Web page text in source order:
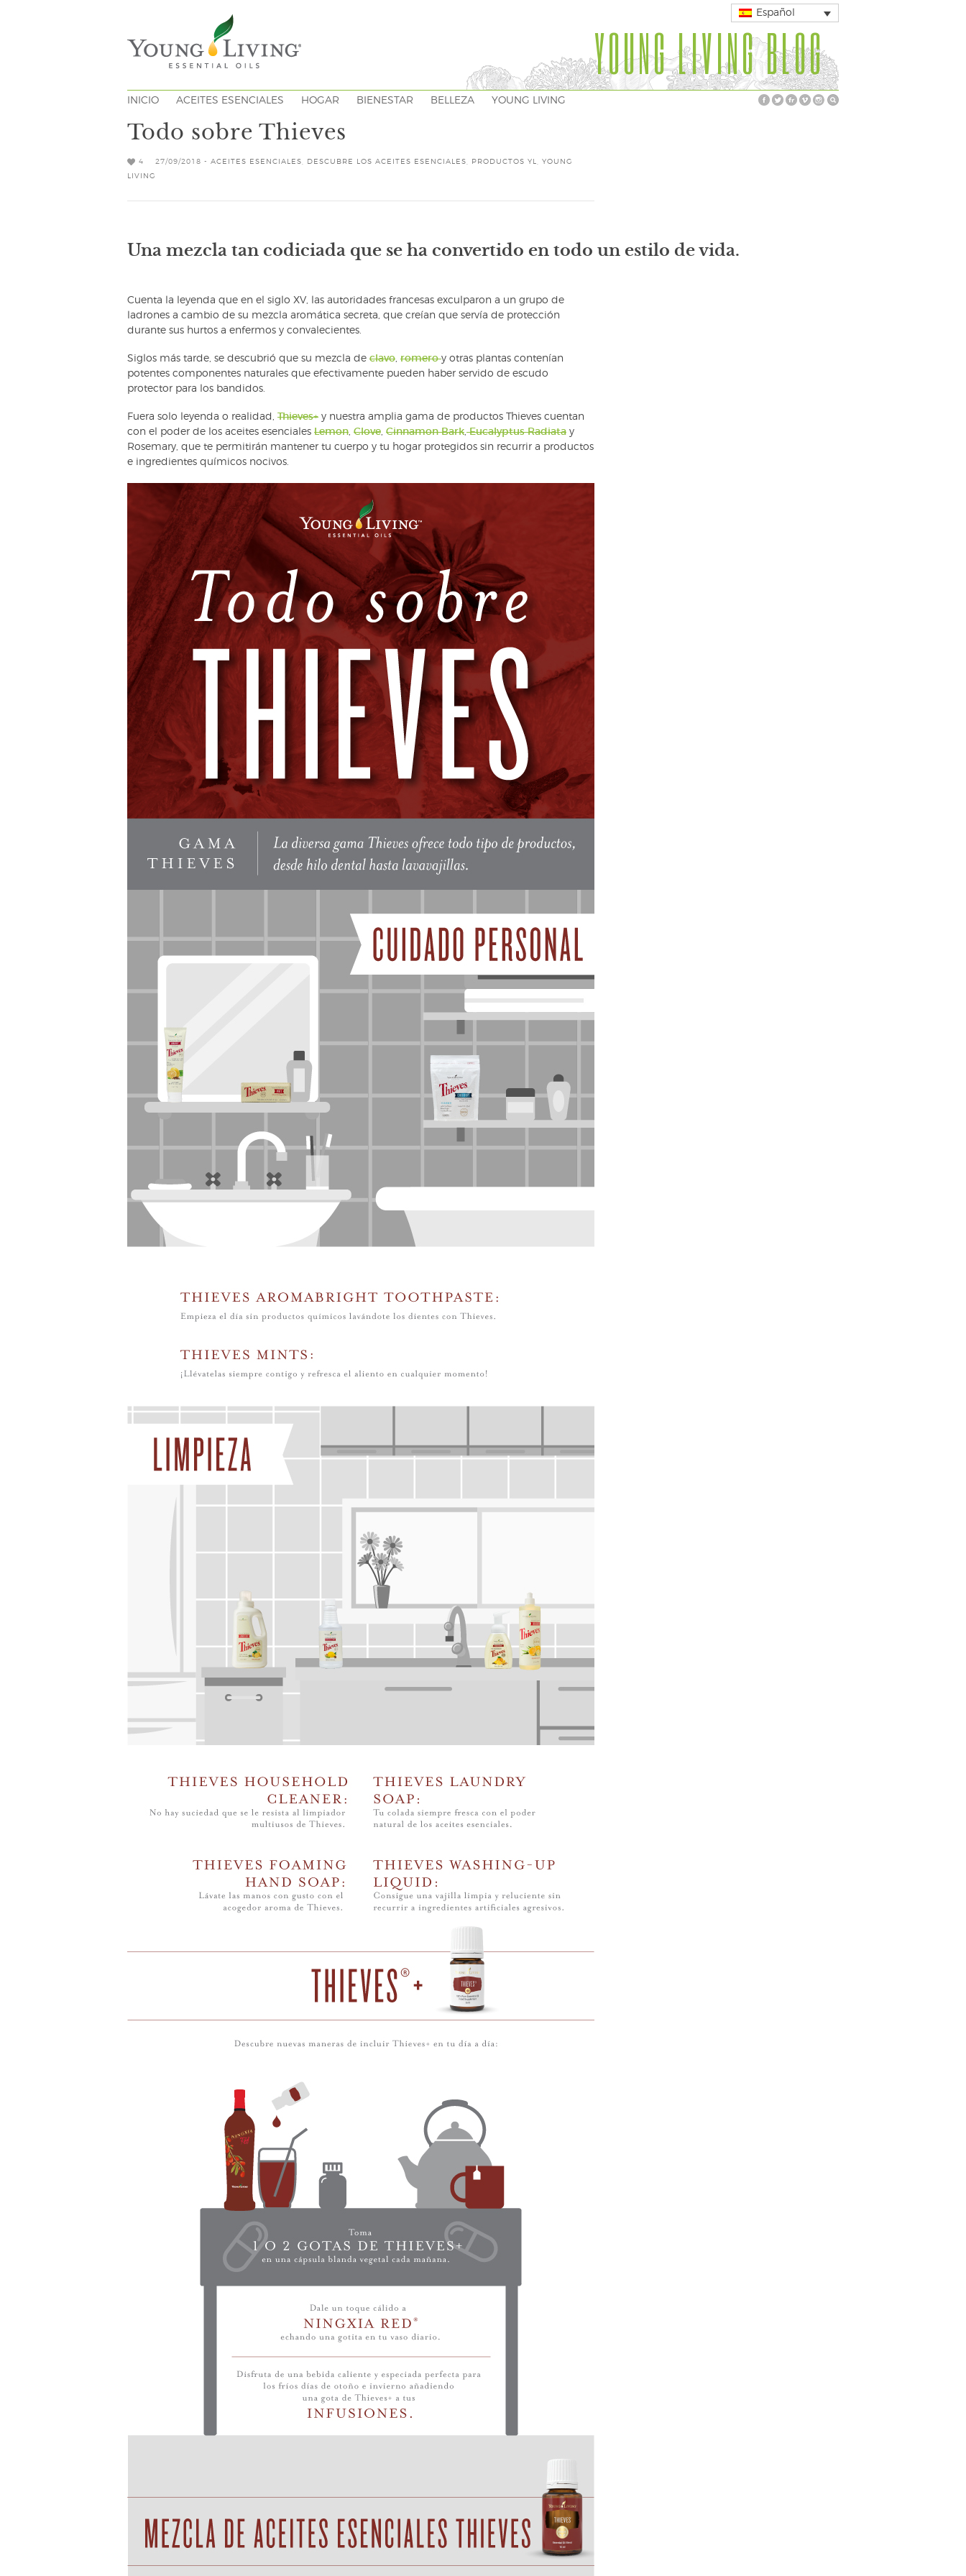
Español
YOUNG LIVING BLOG
INICIO ACEITES ESENCIALES HOGAR BIENESTAR BELLEZA YOUNG LIVING
Todo sobre Thieves
4 27/09/2018 - ACEITES ESENCIALES DESCUBRE LOS ACEITES ESENCIALES PRODUCTOS YL
YOUNG
LIVING
Una mezcla tan codiciada que se ha convertido en todo un estilo de vida.
Cuenta la leyenda que en el siglo XV, las autoridades francesas exculparon a un grupo de
ladrones a cambio de su mezcla aromática secreta, que creían que servía de protección
durante sus hurtos a enfermos y convalecientes.
Siglos más tarde, se descubrió que su mezcla de clavo, romero y otras plantas contenían
potentes componentes naturales que efectivamente pueden haber servido de escudo
protector para los bandidos.
Fuera solo leyenda o realidad, Thieves+ y nuestra amplia gama de productos Thieves cuentan
con el poder de los aceites esenciales Lemon, Clove, Cinnamon Bark,Eucalyptus Radiata y
Rosemary, que te permitirán mantener tu cuerpo y tu hogar protegidos sin recurrir a productos
e ingredientes químicos nocivos.